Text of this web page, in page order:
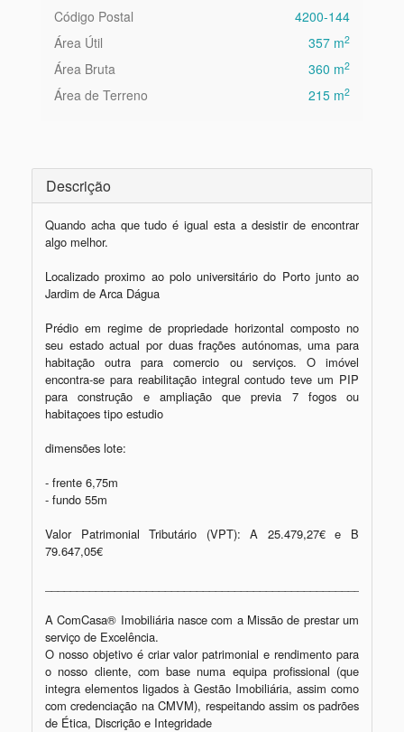
Código Postal
4200-144
Área Útil
357 m2
Área Bruta 360 m2
Área de Terreno 215 m2
Descrição
Quando acha que tudo é igual esta a desistir de encontrar
algo melhor.
Localizado proximo ao polo universitário do Porto junto ao
Jardim de Arca Dágua
Prédio em regime de propriedade horizontal composto no
seu estado actual por duas frações autónomas, uma para
habitação outra para comercio ou serviços. O imóvel
encontra-se para reabilitação integral contudo teve um PIP
para construção e ampliação que previa 7 fogos ou
habitaçoes tipo estudio
dimensões lote:
- frente 6,75m
- fundo 55m
Valor Patrimonial Tributário (VPT): A 25.479,27€ e B
79.647,05€
A ComCasa® Imobiliária nasce com a Missão de prestar um
serviço de Excelência.
O nosso objetivo é criar valor patrimonial e rendimento para
o nosso cliente, com base numa equipa profissional (que
integra elementos ligados à Gestão Imobiliária, assim como
com credenciação na CMVM), respeitando assim os padrões
de Ética, Discrição e Integridade